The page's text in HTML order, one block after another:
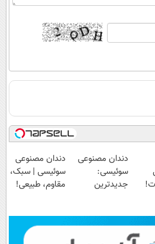
دندان مصنوعی
سوئیسی:
جدیدترین
پرداخت قسطی
دندان مصنوعی
سوئیسی | سبک،
مقاوم، طبیعی!
اقساطی😍